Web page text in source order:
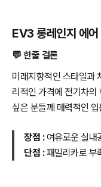
EV3 롱레인지 에어
💬 한줄 결론
미래지향적인 스타일과
리적인 가격에 전기차의
싶은 분들께 매력적인
장점 :여유로운 실내
단점 :패밀리카로 부